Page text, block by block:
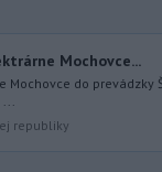
Mochovce...
do prevádzky
...
republiky